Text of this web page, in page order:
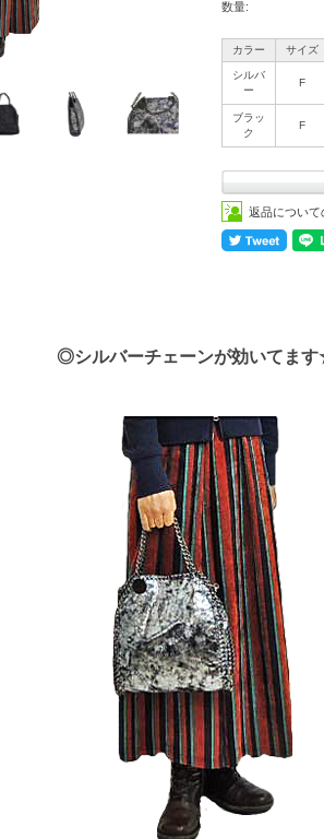
数量:
カラー サイズ
シルバ
ー
F
ブラッ
ク
F
返品につい
◎シルバーチェーンが効いてま